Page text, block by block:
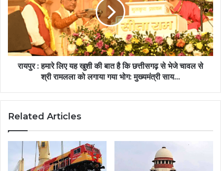
रायपुर : हमारे लिए यह खुशी की बात है कि छत्तीसगढ़ से भेजे चावल से
श्री रामलला को लगाया गया भोग: मुख्यमंत्री साय...
Related Articles